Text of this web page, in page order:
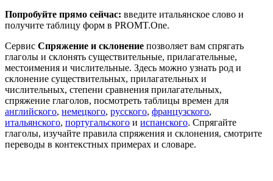
Попробуйте прямо сейчас: введите итальянское слово и
получите таблицу форм в PROMT.One.
Сервис Спряжение и склонение позволяет вам спрягать
глаголы и склонять существительные, прилагательные,
местоимения и числительные. Здесь можно узнать род и
склонение существительных, прилагательных и
числительных, степени сравнения прилагательных,
спряжение глаголов, посмотреть таблицы времен для
английского, немецкого, русского, французского,
итальянского, португальского и испанского. Спрягайте
глаголы, изучайте правила спряжения и склонения, смотрите
переводы в контекстных примерах и словаре.